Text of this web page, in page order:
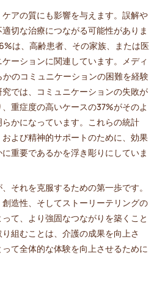
アの質にも影響を与えます。誤解や
切な治療につながる可能性がありま
は、高齢患者、その家族、または医
ーションに関連しています。メディ
のコミュニケーションの困難を経験
では、コミュニケーションの失敗が
重症度の高いケースの37%がそのよ
かになっています。これらの統計
よび精神的サポートのために、効果
重要であるかを浮き彫りにしていま
それを克服するための第一歩です。
造性、そしてストーリーテリングの
て、より強固なつながりを築くこと
組むことは、介護の成果を向上さ
て全体的な体験を向上させるために